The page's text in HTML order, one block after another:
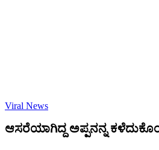
Viral News
ಆಸರೆಯಾಗಿದ್ದ ಅಪ್ಪನನ್ನ